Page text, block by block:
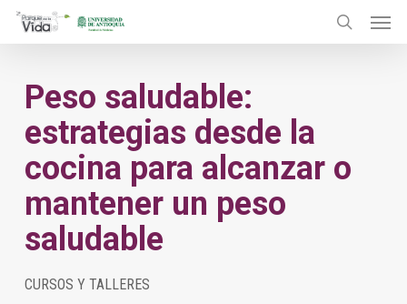
Skip
content
search
Peso saludable:
estrategias desde la
cocina para alcanzar o
mantener un peso
saludable
CURSOS Y TALLERES